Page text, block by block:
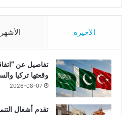
الأخيرة الأشهر
تفاصيل عن
وقعتها تركيا
2026-08-07
تقدم أشغال